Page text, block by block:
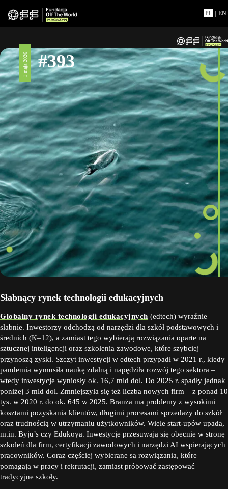
PL EN
1 maja 2026 #393
Słabnący rynek technologii edukacyjnych
Globalny rynek technologii edukacyjnych (edtech) wyraźnie
słabnie. Inwestorzy odchodzą od narzędzi dla szkół podstawowych i
średnich (K–12), a zamiast tego wybierają rozwiązania oparte na
sztucznej inteligencji oraz szkolenia zawodowe, które szybciej
przynoszą zyski. Szczyt inwestycji w edtech przypadł w 2021 r., kiedy
pandemia wymusiła naukę zdalną i napędziła rozwój tego sektora –
wtedy inwestycje wyniosły ok. 16,7 mld dol. Do 2025 r. spadły jednak
poniżej 3 mld dol. Zmniejszyła się też liczba nowych firm – z ponad 10
tys. w 2020 r. do ok. 645 w 2025. Branża ma problemy z wysokimi
kosztami pozyskania klientów, długimi procesami sprzedaży do szkół
oraz trudnością w utrzymaniu użytkowników. Wiele start-upów upada,
m.in. Byju’s czy Edukoya. Inwestycje przesuwają się obecnie w stronę
szkoleń dla firm, certyfikacji zawodowych i narzędzi AI wspierających
pracowników. Coraz częściej wybierane są rozwiązania, które
pomagają w pracy i rekrutacji, zamiast próbować zastępować
tradycyjne szkoły.